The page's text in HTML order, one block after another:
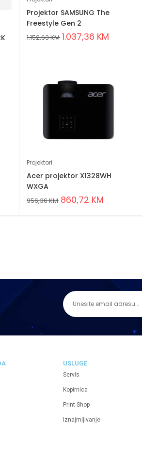
Projektor SAMSUNG The
Freestyle Gen 2
1.152,63KM 1.037,36 KM
Projektori
Acer projektor X1328WH
WXGA
956,36KM 860,72 KM
USLUGE
Servis
Kopirnica
Print Shop
Iznajmljivanje